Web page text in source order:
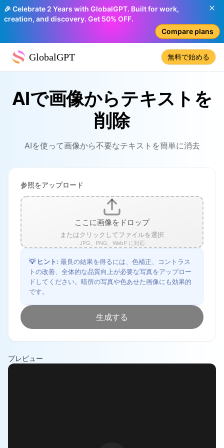
🎉 Celebrate 2 Years with GlobalGPT. Built for work,
creation, and discovery. Get 50% OFF.
Compare plans
GlobalGPT 無料で始める
AIで画像からテキストを
削除
AIを使って画像から不要なテキストを簡単に消去
参照をアップロード
ここに画像をドロップ
またはクリックしてファイルを選択
JPG、PNG、WebP に対応
💡 ヒント: 最良の結果を得るには、色補正、コントラス
トの改善、全体的な品質向上が必要な写真をアップロー
ドしてください。暗所の写真や色あせた画像にも効果的
です。
生成する
プレビュー